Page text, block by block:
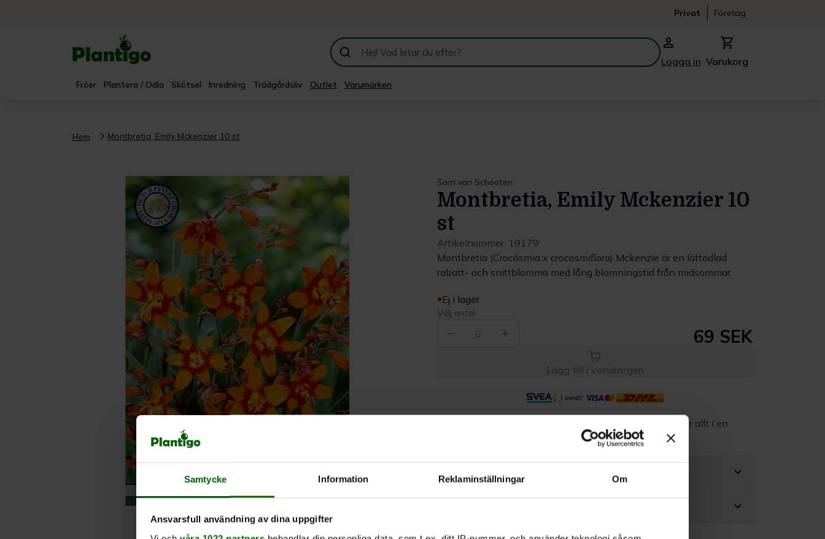
Samtycke Information Reklaminställningar Om
Ansvarsfull användning av dina uppgifter
Privat Företag
person
Logga in
shopping_cart
Varukorg
Fröer Plantera / Odla Skötsel Inredning Trädgårdsliv Outlet Varumärken
Hem Montbretia, Emily Mckenzier 10 st
Sam van Schooten
Montbretia, Emily Mckenzier 10
st
Artikelnummer: 19179
Montbretia (Crocósmia x crocosmiflora) Mckenzie är en lättodlad
rabatt- och snittblomma med lång blomningstid från midsommar.
Ej i lager
Välj antal
0 69 SEK
Lägg till i varukorgen
Eget lager allt i en
leverans